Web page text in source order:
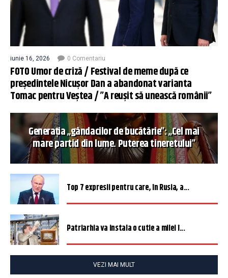
iunie 16, 2026 0 Comentariu
FOTO Umor de criză / Festival de meme după ce
președintele Nicușor Dan a abandonat varianta
Tomac pentru Veștea / ”A reușit să unească românii”
Generația „gândacilor de bucătărie”: „Cel mai
mare partid din lume. Puterea tineretului”
Top 7 expresii pentru care, în Rusia, a...
Patriarhia va instala o cutie a milei î...
VEZI MAI MULT